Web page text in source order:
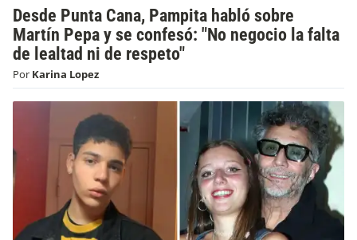
Desde Punta Cana, Pampita habló sobre
Martín Pepa y se confesó: "No negocio la falta
de lealtad ni de respeto"
Por Karina Lopez